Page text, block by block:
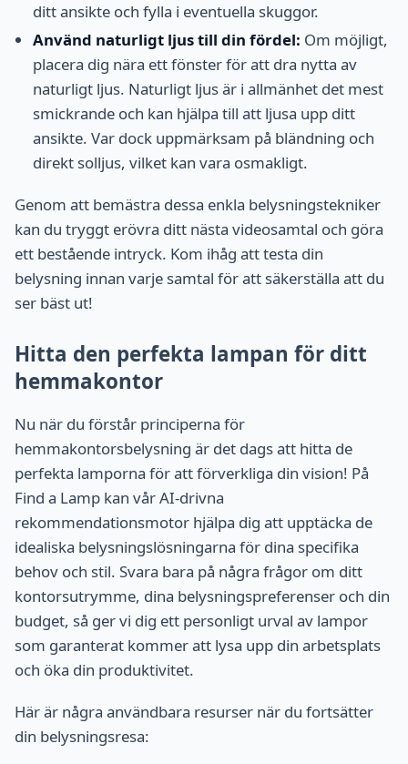
ditt ansikte och fylla i eventuella skuggor.
Använd naturligt ljus till din fördel: Om möjligt,
placera dig nära ett fönster för att dra nytta av
naturligt ljus. Naturligt ljus är i allmänhet det mest
smickrande och kan hjälpa till att ljusa upp ditt
ansikte. Var dock uppmärksam på bländning och
direkt solljus, vilket kan vara osmakligt.
Genom att bemästra dessa enkla belysningstekniker
kan du tryggt erövra ditt nästa videosamtal och göra
ett bestående intryck. Kom ihåg att testa din
belysning innan varje samtal för att säkerställa att du
ser bäst ut!
Hitta den perfekta lampan för ditt
hemmakontor
Nu när du förstår principerna för
hemmakontorsbelysning är det dags att hitta de
perfekta lamporna för att förverkliga din vision! På
Find a Lamp kan vår AI-drivna
rekommendationsmotor hjälpa dig att upptäcka de
idealiska belysningslösningarna för dina specifika
behov och stil. Svara bara på några frågor om ditt
kontorsutrymme, dina belysningspreferenser och din
budget, så ger vi dig ett personligt urval av lampor
som garanterat kommer att lysa upp din arbetsplats
och öka din produktivitet.
Här är några användbara resurser när du fortsätter
din belysningsresa: